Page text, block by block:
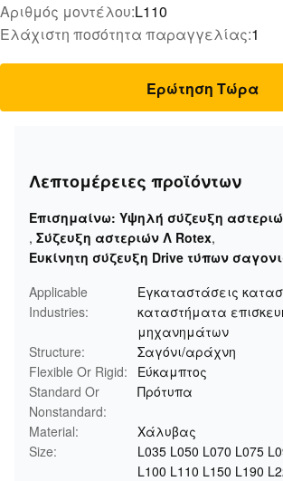
Αριθμός μοντέλου:L110
Ελάχιστη ποσότητα παραγγελίας:1
Ερώτηση Τώρα
Λεπτομέρειες προϊόντων
Επισημαίνω: Υψηλή σύζευξη
, Σύζευξη αστεριών Λ Rotex,
Ευκίνητη σύζευξη Drive τύπων
Applicable
Industries:
Εγκαταστάσεις
καταστήματα
μηχανημάτων
Structure:
Σαγόνι/αράχνη
Flexible Or Rigid:
Εύκαμπτος
Standard Or
Nonstandard:
Πρότυπα
Material:
Χάλυβας
Size:
L035 L050 L070 L075
L100 L110 L150 L190